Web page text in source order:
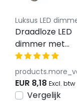
Luksus LED
Draadloze LED
dimmer met
sleutelhanger
12/24V 8A
EUR 8,18 Excl. btw
Vergelijk